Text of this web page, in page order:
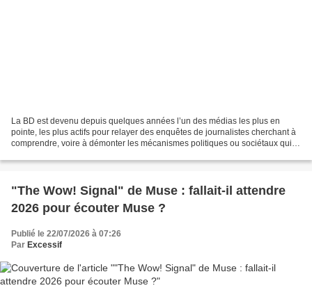
La BD est devenu depuis quelques années l’un des médias les plus en
pointe, les plus actifs pour relayer des enquêtes de journalistes cherchant à
comprendre, voire à démonter les mécanismes politiques ou sociétaux qui
"The Wow! Signal" de Muse : fallait-il attendre
2026 pour écouter Muse ?
Publié le 22/07/2026 à 07:26
Par Excessif